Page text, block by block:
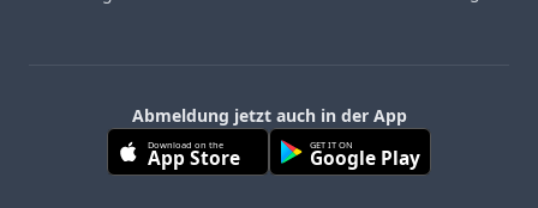
Abmeldung jetzt auch in der App
Download on the
App Store GET IT ON
Google Play